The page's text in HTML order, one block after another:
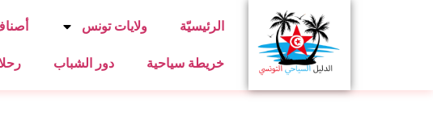
الرئيسيّة ولايات تونس
خريطة سياحية دور الشباب